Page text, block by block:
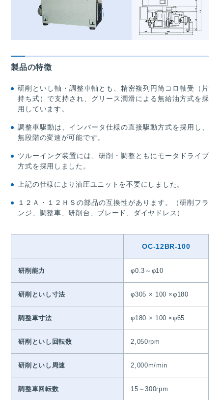
製品の特徴
研削といし軸・調整車軸とも、精密複列円筒コロ軸受（片
持ち式）で支持され、グリース潤滑による無給油方式を採
用しています。
調整車駆動は、インバータ仕様の直接駆動方式を採用し、
無段階の変速が可能です。
ツルーイング装置には、研削・調整ともにモータドライブ
方式を採用しました。
上記の仕様により油圧ユニットを不要にしました。
１２Ａ・１２ＨＳの部品の互換性があります。（研削フラ
ンジ、調整車、研削台、ブレード、ダイヤドレス）
OC-12BR-100
研削能力 φ0.3～φ10
研削といし寸法 φ305 × 100 ×φ180
調整車寸法 φ180 × 100 ×φ65
研削といし回転数 2,050rpm
研削といし周速 2,000m/min
調整車回転数 15～300rpm